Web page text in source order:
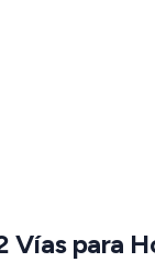
Vías para